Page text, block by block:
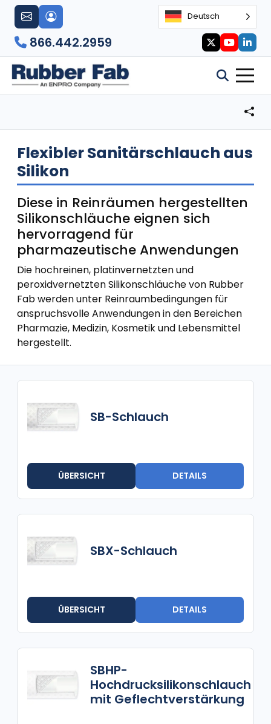
Deutsch
866.442.2959
Flexibler Sanitärschlauch aus
Silikon
Diese in Reinräumen hergestellten
Silikonschläuche eignen sich
hervorragend für
pharmazeutische Anwendungen
Die hochreinen, platinvernetzten und
peroxidvernetzten Silikonschläuche von Rubber
Fab werden unter Reinraumbedingungen für
anspruchsvolle Anwendungen in den Bereichen
Pharmazie, Medizin, Kosmetik und Lebensmittel
hergestellt.
SB-Schlauch
ÜBERSICHT DETAILS
SBX-Schlauch
ÜBERSICHT DETAILS
SBHP-
Hochdrucksilikonschlauch
mit Geflechtverstärkung